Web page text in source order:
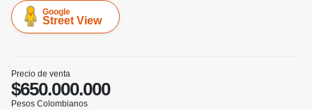
Google
Street View
Precio de venta
$650.000.000
Pesos Colombianos